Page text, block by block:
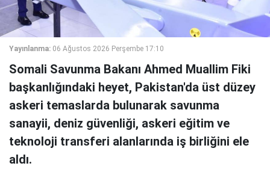
Yayınlanma: 06 Ağustos 2026 Perşembe 17:10
Somali Savunma Bakanı Ahmed Muallim Fiki
başkanlığındaki heyet, Pakistan'da üst düzey
askeri temaslarda bulunarak savunma
sanayii, deniz güvenliği, askeri eğitim ve
teknoloji transferi alanlarında iş birliğini ele
aldı.